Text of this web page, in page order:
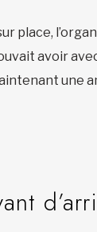
place,
avoir
une